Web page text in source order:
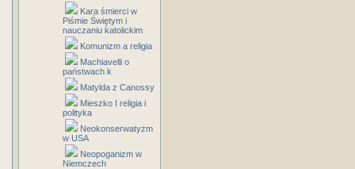
Kara śmierci w
Piśmie Świętym i
nauczaniu katolickim
Komunizm a religia
Machiavelli o
państwach k
Matylda z Canossy
Mieszko I religia i
polityka
Neokonserwatyzm
w USA
Neopoganizm w
Niemczech